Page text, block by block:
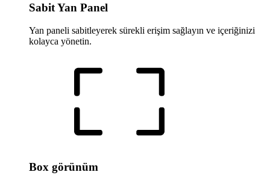
Sabit Yan Panel
Yan paneli sabitleyerek sürekli erişim sağlayın ve içeriğinizi
kolayca yönetin.
Box görünüm